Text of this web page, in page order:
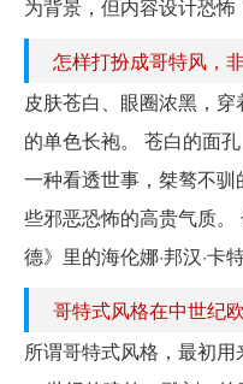
为背景，但内容设计恐怖
怎样打扮成哥特风，
皮肤苍白、眼圈浓黑，
的单色长袍。 苍白的面
一种看透世事，桀骜不
些邪恶恐怖的高贵气质
德》里的海伦娜·邦汉·卡
哥特式风格在中世纪
所谓哥特式风格，最初